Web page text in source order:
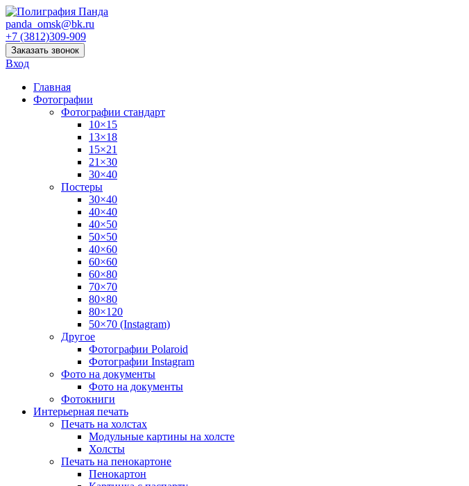
panda_omsk@bk.ru
+7 (3812)309-909
Заказать звонок
Вход
Главная
Фотографии
Фотографии стандарт
10×15
13×18
15×21
21×30
30×40
Постеры
30×40
40×40
40×50
50×50
40×60
60×60
60×80
70×70
80×80
80×120
50×70 (Instagram)
Другое
Фотографии Polaroid
Фотографии Instagram
Фото на документы
Фото на документы
Фотокниги
Интерьерная печать
Печать на холстах
Модульные картины на холсте
Холсты
Печать на пенокартоне
Пенокартон